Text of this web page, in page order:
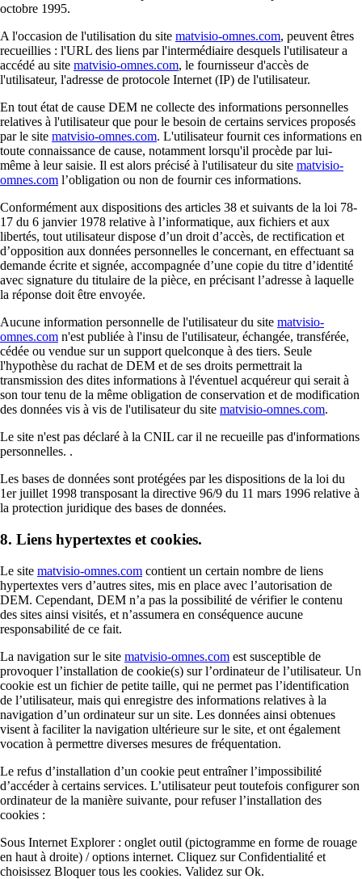
octobre 1995.
A l'occasion de l'utilisation du site matvisio-omnes.com, peuvent êtres
recueillies : l'URL des liens par l'intermédiaire desquels l'utilisateur a
accédé au site matvisio-omnes.com, le fournisseur d'accès de
l'utilisateur, l'adresse de protocole Internet (IP) de l'utilisateur.
En tout état de cause DEM ne collecte des informations personnelles
relatives à l'utilisateur que pour le besoin de certains services proposés
par le site matvisio-omnes.com. L'utilisateur fournit ces informations en
toute connaissance de cause, notamment lorsqu'il procède par lui-
même à leur saisie. Il est alors précisé à l'utilisateur du site matvisio-
omnes.com l’obligation ou non de fournir ces informations.
Conformément aux dispositions des articles 38 et suivants de la loi 78-
17 du 6 janvier 1978 relative à l’informatique, aux fichiers et aux
libertés, tout utilisateur dispose d’un droit d’accès, de rectification et
d’opposition aux données personnelles le concernant, en effectuant sa
demande écrite et signée, accompagnée d’une copie du titre d’identité
avec signature du titulaire de la pièce, en précisant l’adresse à laquelle
la réponse doit être envoyée.
Aucune information personnelle de l'utilisateur du site matvisio-
omnes.com n'est publiée à l'insu de l'utilisateur, échangée, transférée,
cédée ou vendue sur un support quelconque à des tiers. Seule
l'hypothèse du rachat de DEM et de ses droits permettrait la
transmission des dites informations à l'éventuel acquéreur qui serait à
son tour tenu de la même obligation de conservation et de modification
des données vis à vis de l'utilisateur du site matvisio-omnes.com.
Le site n'est pas déclaré à la CNIL car il ne recueille pas d'informations
personnelles. .
Les bases de données sont protégées par les dispositions de la loi du
1er juillet 1998 transposant la directive 96/9 du 11 mars 1996 relative à
la protection juridique des bases de données.
8. Liens hypertextes et cookies.
Le site matvisio-omnes.com contient un certain nombre de liens
hypertextes vers d’autres sites, mis en place avec l’autorisation de
DEM. Cependant, DEM n’a pas la possibilité de vérifier le contenu
des sites ainsi visités, et n’assumera en conséquence aucune
responsabilité de ce fait.
La navigation sur le site matvisio-omnes.com est susceptible de
provoquer l’installation de cookie(s) sur l’ordinateur de l’utilisateur. Un
cookie est un fichier de petite taille, qui ne permet pas l’identification
de l’utilisateur, mais qui enregistre des informations relatives à la
navigation d’un ordinateur sur un site. Les données ainsi obtenues
visent à faciliter la navigation ultérieure sur le site, et ont également
vocation à permettre diverses mesures de fréquentation.
Le refus d’installation d’un cookie peut entraîner l’impossibilité
d’accéder à certains services. L’utilisateur peut toutefois configurer son
ordinateur de la manière suivante, pour refuser l’installation des
cookies :
Sous Internet Explorer : onglet outil (pictogramme en forme de rouage
en haut à droite) / options internet. Cliquez sur Confidentialité et
choisissez Bloquer tous les cookies. Validez sur Ok.